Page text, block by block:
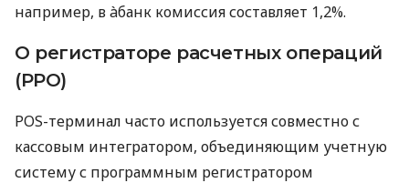
например, в àбанк комиссия составляет 1,2%.
О регистраторе расчетных операций
(РРО)
POS-терминал часто используется совместно с
кассовым интегратором, объединяющим учетную
систему с программным регистратором